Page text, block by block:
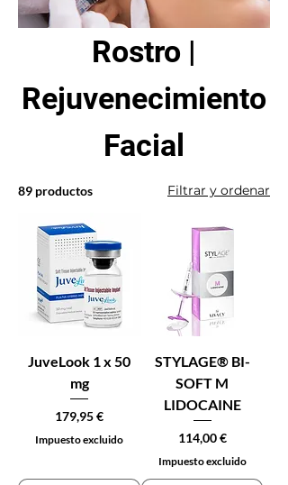
Rostro |
Rejuvenecimiento
Facial
89 productos Filtrar y ordenar
JuveLook 1 x 50
mg
Precio
179,95 €
Impuesto excluido
STYLAGE® BI-
SOFT M
LIDOCAINE
Precio
114,00 €
Impuesto excluido